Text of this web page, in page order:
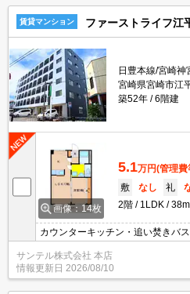
賃貸マンション ファーストライフ江
日豊本線/宮崎神
宮崎県宮崎市江
築52年
6階建
画像：14枚
5.1万円(管理費
敷
なし 礼
2階
1LDK
カウンターキッチン・追い焚きバ
エアコン付き！ 犬・猫飼育可能
サンテル株式会社 本店
情報更新日 2026/08/10